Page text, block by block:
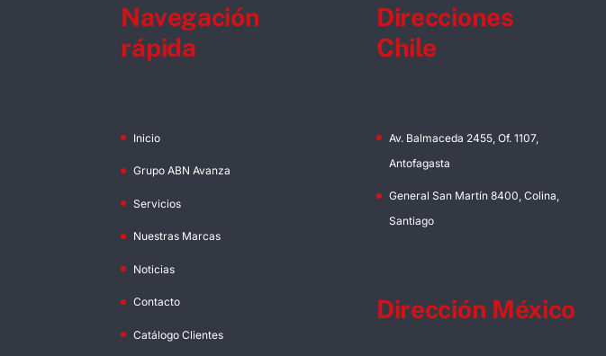
Navegación
rápida
Inicio
Grupo ABN Avanza
Servicios
Nuestras Marcas
Noticias
Contacto
Catálogo Clientes
Direcciones
Chile
Av. Balmaceda 2455, Of. 1107,
Antofagasta
General San Martín 8400, Colina,
Santiago
Dirección México